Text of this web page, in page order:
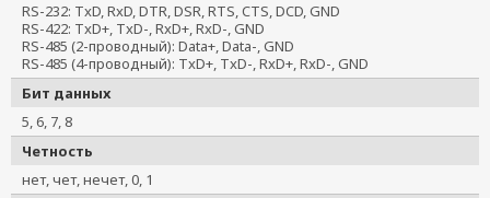
RS-232: TxD, RxD, DTR, DSR, RTS, CTS, DCD, GND
RS-422: TxD+, TxD-, RxD+, RxD-, GND
RS-485 (2-проводный): Data+, Data-, GND
RS-485 (4-проводный): TxD+, TxD-, RxD+, RxD-, GND
Бит данных
5, 6, 7, 8
Четность
нет, чет, нечет, 0, 1